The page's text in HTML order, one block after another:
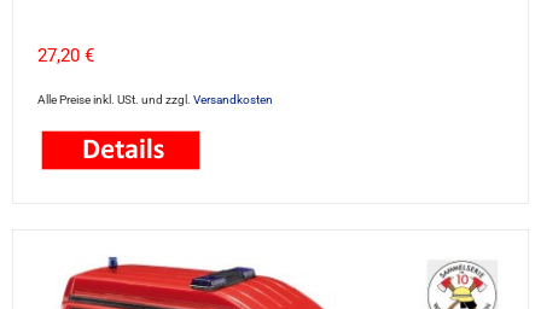
27,20 €
Alle Preise inkl. USt. und zzgl. Versandkosten